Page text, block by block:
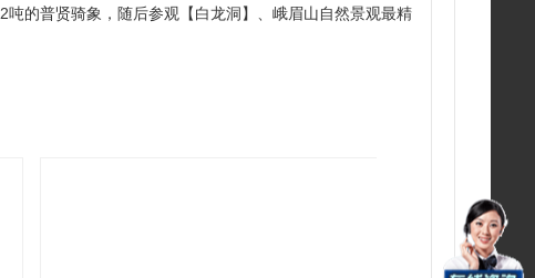
的普贤骑象，随后参观【白龙洞】、峨眉山自然景观最精